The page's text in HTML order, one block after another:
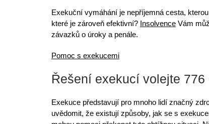
Exekuční vymáhání je nepříjemná cesta,
které je zároveň efektivní? Insolvence Vám
závazků o úroky a penále.
Pomoc s exekucemi
Řešení exekucí volejte 776
Exekuce představují pro mnoho lidí značný
uvědomit, že existují způsoby, jak se s